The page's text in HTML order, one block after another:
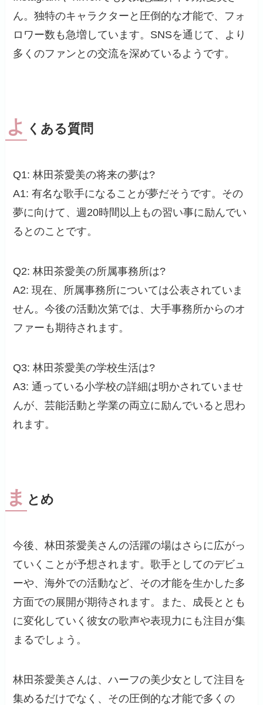
ん。独特のキャラクターと圧倒的な才能で、フォ
ロワー数も急増しています。SNSを通じて、より
多くのファンとの交流を深めているようです。
よ くある質問
Q1: 林田茶愛美の将来の夢は?
A1: 有名な歌手になることが夢だそうです。その
夢に向けて、週20時間以上もの習い事に励んでい
るとのことです。
Q2: 林田茶愛美の所属事務所は?
A2: 現在、所属事務所については公表されていま
せん。今後の活動次第では、大手事務所からのオ
ファーも期待されます。
Q3: 林田茶愛美の学校生活は?
A3: 通っている小学校の詳細は明かされていませ
んが、芸能活動と学業の両立に励んでいると思わ
れます。
ま とめ
今後、林田茶愛美さんの活躍の場はさらに広がっ
ていくことが予想されます。歌手としてのデビュ
ーや、海外での活動など、その才能を生かした多
方面での展開が期待されます。また、成長ととも
に変化していく彼女の歌声や表現力にも注目が集
まるでしょう。
林田茶愛美さんは、ハーフの美少女として注目を
集めるだけでなく、その圧倒的な才能で多くの